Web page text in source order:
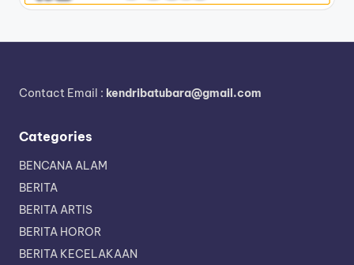
Contact Email : kendribatubara@gmail.com
Categories
BENCANA ALAM
BERITA
BERITA ARTIS
BERITA HOROR
BERITA KECELAKAAN